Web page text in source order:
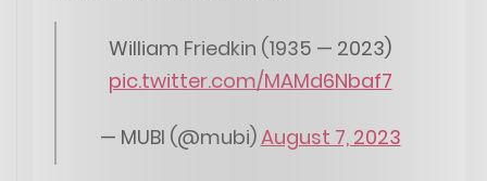
William Friedkin (1935 — 2023)
pic.twitter.com/MAMd6Nbaf7
— MUBI (@mubi)August 7, 2023